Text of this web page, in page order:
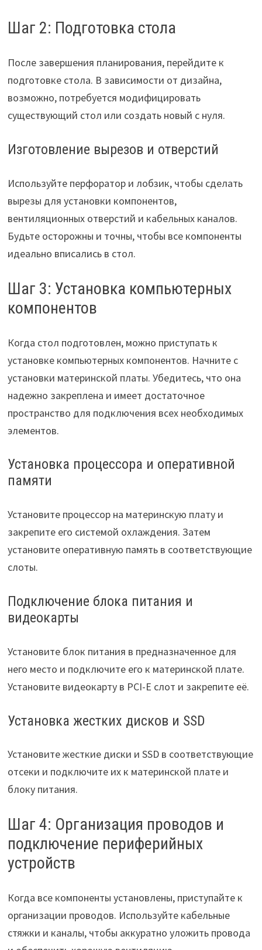
Шаг 2: Подготовка стола
После завершения планирования, перейдите к
подготовке стола. В зависимости от дизайна,
возможно, потребуется модифицировать
существующий стол или создать новый с нуля.
Изготовление вырезов и отверстий
Используйте перфоратор и лобзик, чтобы сделать
вырезы для установки компонентов,
вентиляционных отверстий и кабельных каналов.
Будьте осторожны и точны, чтобы все компоненты
идеально вписались в стол.
Шаг 3: Установка компьютерных
компонентов
Когда стол подготовлен, можно приступать к
установке компьютерных компонентов. Начните с
установки материнской платы. Убедитесь, что она
надежно закреплена и имеет достаточное
пространство для подключения всех необходимых
элементов.
Установка процессора и оперативной
памяти
Установите процессор на материнскую плату и
закрепите его системой охлаждения. Затем
установите оперативную память в соответствующие
слоты.
Подключение блока питания и
видеокарты
Установите блок питания в предназначенное для
него место и подключите его к материнской плате.
Установите видеокарту в PCI-E слот и закрепите её.
Установка жестких дисков и SSD
Установите жесткие диски и SSD в соответствующие
отсеки и подключите их к материнской плате и
блоку питания.
Шаг 4: Организация проводов и
подключение периферийных
устройств
Когда все компоненты установлены, приступайте к
организации проводов. Используйте кабельные
стяжки и каналы, чтобы аккуратно уложить провода